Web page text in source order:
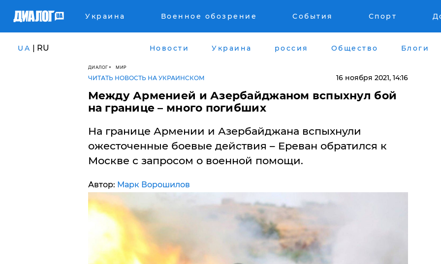
Украина Военное обозрение События Спорт
UA | RU Новости Украина россия Общество Блоги
ДИАЛОГ МИР
ЧИТАТЬ НОВОСТЬ НА УКРАИНСКОМ 16 ноября 2021, 14:16
Между Арменией и Азербайджаном вспыхнул бой
на границе – много погибших
На границе Армении и Азербайджана вспыхнули
ожесточенные боевые действия – Ереван обратился к
Москве с запросом о военной помощи.
Автор: Марк Ворошилов